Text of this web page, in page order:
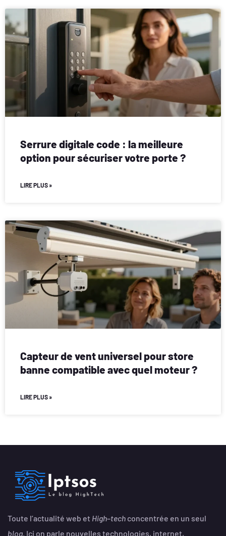
Serrure digitale code : la meilleure
option pour sécuriser votre porte ?
LIRE PLUS »
Capteur de vent universel pour store
banne compatible avec quel moteur ?
LIRE PLUS »
Toute l’actualité web et High–tech concentrée en un seul
blog. Ici on parle nouvelles technologies, internet,